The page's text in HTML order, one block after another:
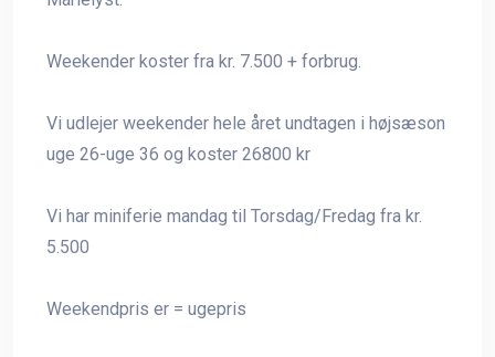
Weekender koster fra kr. 7.500 + forbrug.
Vi udlejer weekender hele året undtagen i højsæson
uge 26-uge 36 og koster 26800 kr
Vi har miniferie mandag til Torsdag/Fredag fra kr.
5.500
Weekendpris er = ugepris